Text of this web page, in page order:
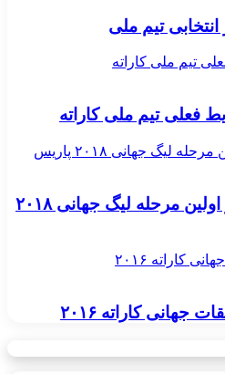
تیم ملی
تیم ملی کاراته
فعلی تیم ملی کاراته
جهانی ۲۰۱۸ پاریس
مسابقه بهمن عسگری در اولین مرحله لیگ جهانی ۲۰۱۸
کاراته ۲۰۱۶
جهانی کاراته ۲۰۱۶